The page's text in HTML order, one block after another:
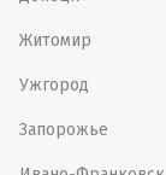
Житомир
Ужгород
Запорожье